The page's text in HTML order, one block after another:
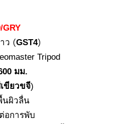
GRY
ว (GST4)
Tripod
มม.
ขียวขจี)
นผิวลื่น
อการพับ